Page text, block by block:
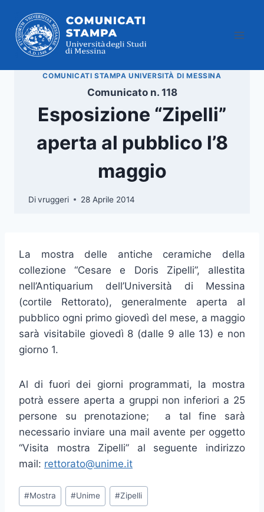
contenuto
COMUNICATI STAMPA UNIVERSITÀ DI MESSINA
Comunicato n. 118
Esposizione “Zipelli”
aperta al pubblico l’8
maggio
Divruggeri 28 Aprile 2014
La mostra delle antiche ceramiche della
collezione “Cesare e Doris Zipelli”, allestita
nell’Antiquarium dell’Università di Messina
(cortile Rettorato), generalmente aperta al
pubblico ogni primo giovedì del mese, a maggio
sarà visitabile giovedì 8 (dalle 9 alle 13) e non
giorno 1.
Al di fuori dei giorni programmati, la mostra
potrà essere aperta a gruppi non inferiori a 25
persone su prenotazione; a tal fine sarà
necessario inviare una mail avente per oggetto
“Visita mostra Zipelli” al seguente indirizzo
mail: rettorato@unime.it
Tag
articolo:
#Mostra #Unime #Zipelli